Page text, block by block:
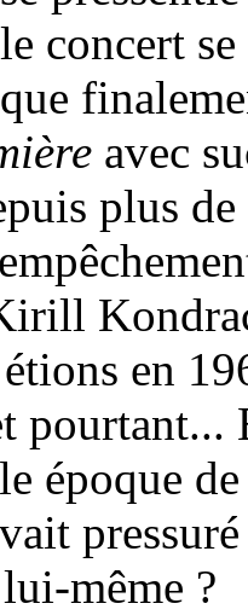
concert
avec
plus
en
époque
même ?